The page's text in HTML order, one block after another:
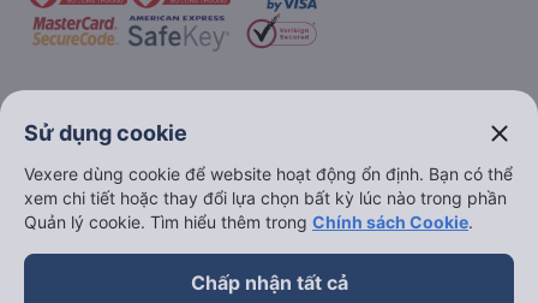
keyboard_arrow_down
Về chúng tôi
keyboard_arrow_down
Hỗ trợ
keyboard_arrow_down
Trở thành đối tác
Sử dụng cookie close
Vexere dùng cookie để website hoạt động ổn định. Bạn có thể
xem chi tiết hoặc thay đổi lựa chọn bất kỳ lúc nào trong phần
Quản lý cookie. Tìm hiểu thêm trong Chính sách Cookie.
Chấp nhận tất cả